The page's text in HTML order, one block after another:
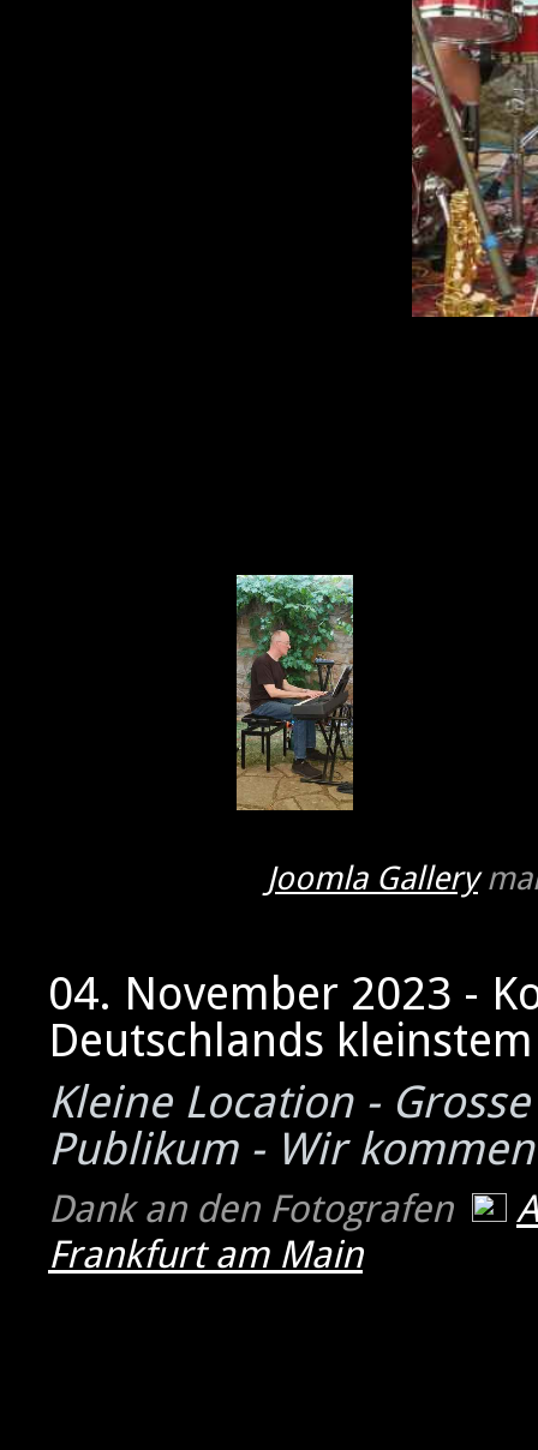
Joomla Gallery
04. November 2023 -
Deutschlands
Kleine Location -
Publikum - Wir
Dank an den Fotografen
A
Frankfurt am Main